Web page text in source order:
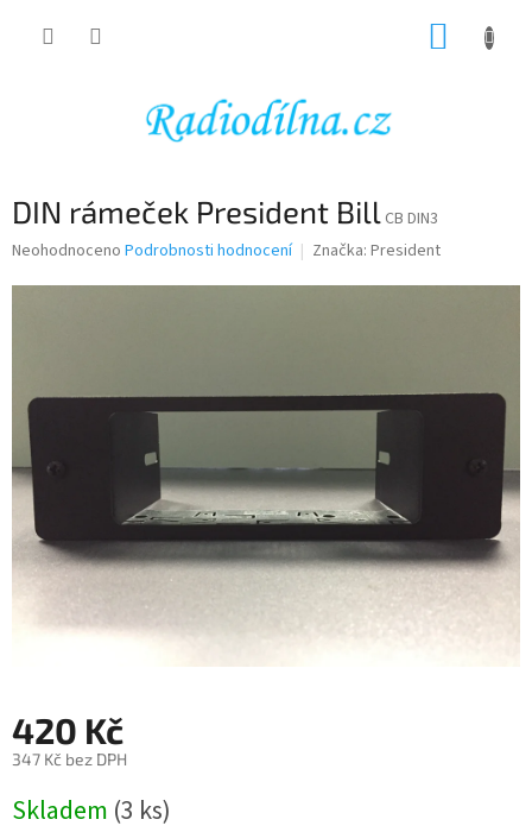
DIN rámeček President Bill CB DIN3
Průměrné
hvězdiček.
Neohodnoceno Podrobnosti hodnocení Značka: President
420 Kč
347 Kč bez DPH
cena:
Skladem (3 ks)